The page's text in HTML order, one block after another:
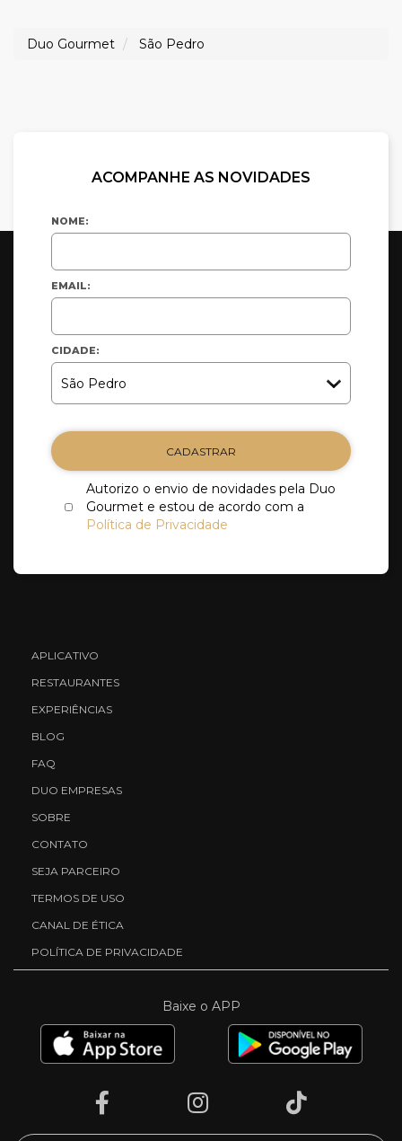
Duo Gourmet São Pedro
ACOMPANHE AS NOVIDADES
NOME:
EMAIL:
CIDADE:
CADASTRAR
Autorizo o envio de novidades pela Duo
Gourmet e estou de acordo com a
Política de Privacidade
APLICATIVO
RESTAURANTES
EXPERIÊNCIAS
BLOG
FAQ
DUO EMPRESAS
SOBRE
CONTATO
SEJA PARCEIRO
TERMOS DE USO
CANAL DE ÉTICA
POLÍTICA DE PRIVACIDADE
Baixe o APP